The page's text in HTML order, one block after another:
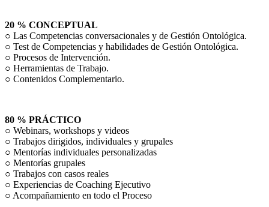
20 % CONCEPTUAL
○ Las Competencias conversacionales y de Gestión Ontológica.
○ Test de Competencias y habilidades de Gestión Ontológica.
○ Procesos de Intervención.
○ Herramientas de Trabajo.
○ Contenidos Complementario.
80 % PRÁCTICO
○ Webinars, workshops y videos
○ Trabajos dirigidos, individuales y grupales
○ Mentorías individuales personalizadas
○ Mentorías grupales
○ Trabajos con casos reales
○ Experiencias de Coaching Ejecutivo
○ Acompañamiento en todo el Proceso